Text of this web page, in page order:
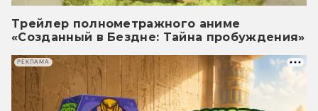
Трейлер полнометражного аниме
«Созданный в Бездне: Тайна пробуждения»
РЕКЛАМА